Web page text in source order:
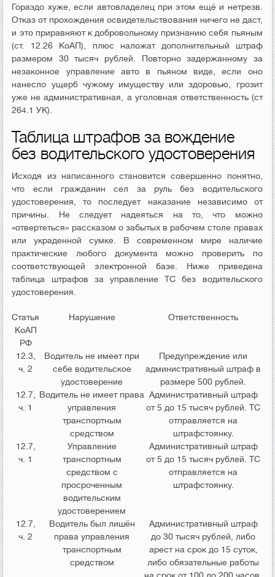
Гораздо хуже, если автовладелец при этом ещё и нетрезв.
Отказ от прохождения освидетельствования ничего не даст,
и это приравняют к добровольному признанию себя пьяным
(ст. 12.26 КоАП), плюс наложат дополнительный штраф
размером 30 тысяч рублей. Повторно задержанному за
незаконное управление авто в пьяном виде, если оно
нанесло ущерб чужому имуществу или здоровью, грозит
уже не административная, а уголовная ответственность (ст
264.1 УК).
Таблица штрафов за вождение
без водительского удостоверения
Исходя из написанного становится совершенно понятно,
что если гражданин сел за руль без водительского
удостоверения, то последует наказание независимо от
причины. Не следует надеяться на то, что можно
«отвертеться» рассказом о забытых в рабочем столе правах
или украденной сумке. В современном мире наличие
практические любого документа можно проверить по
соответствующей электронной базе. Ниже приведена
таблица штрафов за управление ТС без водительского
удостоверения.
Статья
КоАП
РФ
Нарушение Ответственность
12.3,
ч. 2
Водитель не имеет при
себе водительское
удостоверение
Предупреждение или
административный штраф в
размере 500 рублей.
12.7,
ч. 1
Водитель не имеет права
управления
транспортным
средством
Административный штраф
от 5 до 15 тысяч рублей. ТС
отправляется на
штрафстоянку.
12.7,
ч. 1
Управление
транспортным
средством с
просроченным
водительским
удостоверением
Административный штраф
от 5 до 15 тысяч рублей. ТС
отправляется на
штрафстоянку.
12.7,
ч. 2
Водитель был лишён
права управления
транспортным
средством
Административный штраф
до 30 тысяч рублей, либо
арест на срок до 15 суток,
либо обязательные работы
на срок от 100 до 200 часов.